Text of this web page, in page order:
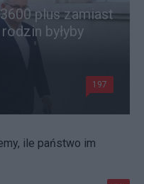
plus zamiast
byłyby
197
ile państwo im